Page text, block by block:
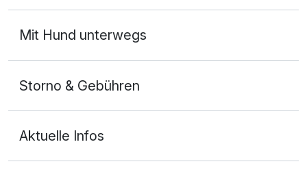
Mit Hund unterwegs
Storno & Gebühren
Aktuelle Infos